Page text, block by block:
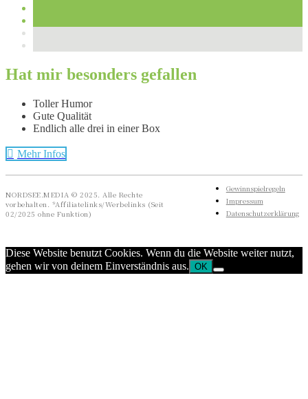
Hat mir besonders gefallen
Toller Humor
Gute Qualität
Endlich alle drei in einer Box
Mehr Infos
NORDSEE.MEDIA © 2025. Alle Rechte
vorbehalten. *Affiliatelinks/Werbelinks (Seit
02/2025 ohne Funktion)
Gewinnspielregeln
Impressum
Datenschutzerklärung
Diese Website benutzt Cookies. Wenn du die Website weiter nutzt,
gehen wir von deinem Einverständnis aus. OK